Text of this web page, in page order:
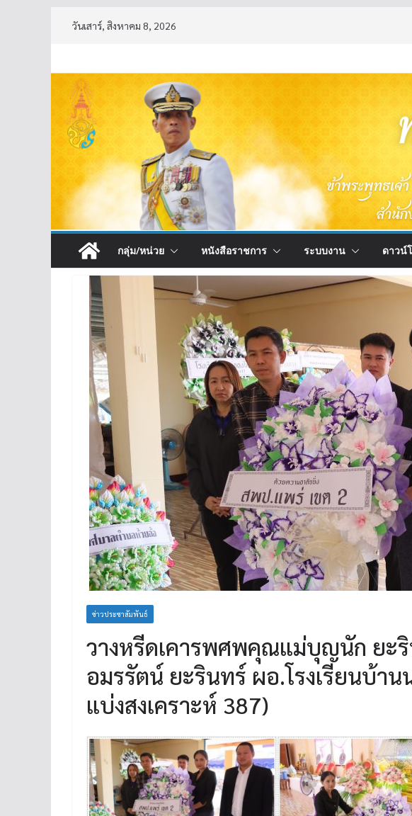
วันเสาร์, สิงหาคม 8, 2026
กลุ่ม/หน่วย หนังสือราชการ ระบบงาน ดาวน์
ข่าวประชาสัมพันธ์
วางหรีดเคารพศพคุณแม่บุญนัก ยะริ
อมรรัตน์ ยะรินทร์ ผอ.โรงเรียนบ้า
แบ่งสงเคราะห์ 387)